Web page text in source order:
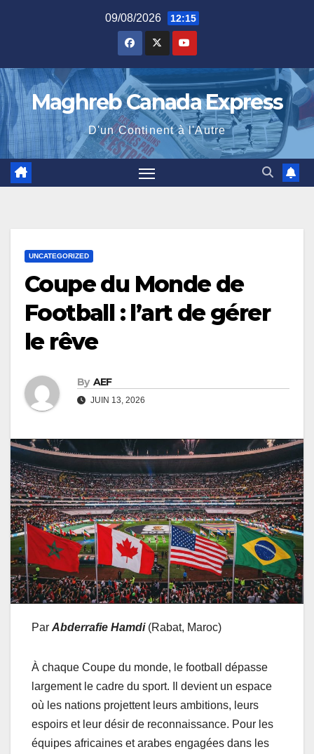
09/08/2026 12:15
Maghreb Canada Express
D'un Continent à l'Autre
UNCATEGORIZED
Coupe du Monde de
Football : l’art de gérer
le rêve
By AEF
JUIN 13, 2026
Par Abderrafie Hamdi (Rabat, Maroc)
À chaque Coupe du monde, le football dépasse
largement le cadre du sport. Il devient un espace
où les nations projettent leurs ambitions, leurs
espoirs et leur désir de reconnaissance. Pour les
équipes africaines et arabes engagées dans les